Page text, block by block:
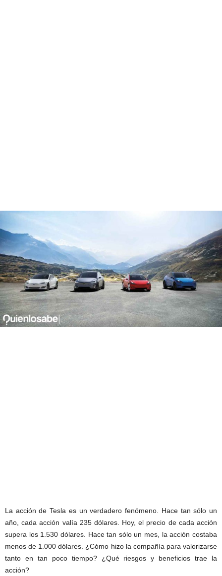
La acción de Tesla es un verdadero fenómeno. Hace tan sólo un
año, cada acción valía 235 dólares. Hoy, el precio de cada acción
supera los 1.530 dólares. Hace tan sólo un mes, la acción costaba
menos de 1.000 dólares. ¿Cómo hizo la compañía para valorizarse
tanto en tan poco tiempo? ¿Qué riesgos y beneficios trae la
acción?